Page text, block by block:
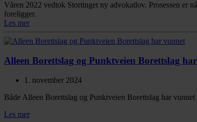
Våren 2022 vedtok Stortinget ny advokatlov. Prosessen er
foreligger.
Les mer
Alleen Borettslag og Punktveien Borettslag
1. november 2024
Både Alleen Borettslag og Punktveien Borettslag har
Les mer